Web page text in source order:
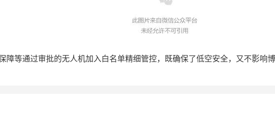
障等通过审批的无人机加入白名单精细管控，既确保了低空安全，又不影响